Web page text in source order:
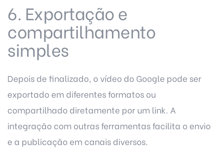
6. Exportação e
compartilhamento
simples
Depois de finalizado, ovídeo do Google pode ser
exportado em diferentes formatos ou
compartilhado diretamente por um link. A
integração com outras ferramentas facilita o envio
e a publicação em canais diversos.